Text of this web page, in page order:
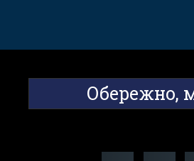
Обережно,